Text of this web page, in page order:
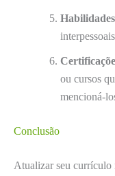
ou cursos
mencioná-
Conclusão
Atualizar seu currículo